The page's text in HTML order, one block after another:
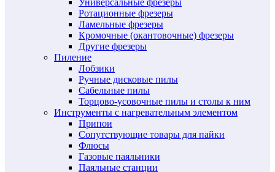
Ротационные фрезеры
Ламельные фрезеры
Кромочные (окантовочные) фрезеры
Другие фрезеры
Пиление
Лобзики
Ручные дисковые пилы
Сабельные пилы
Торцово-усовочные пилы и столы к ним
Инструменты с нагревательным элементом
Припои
Сопутствующие товары для пайки
Флюсы
Газовые паяльники
Паяльные станции